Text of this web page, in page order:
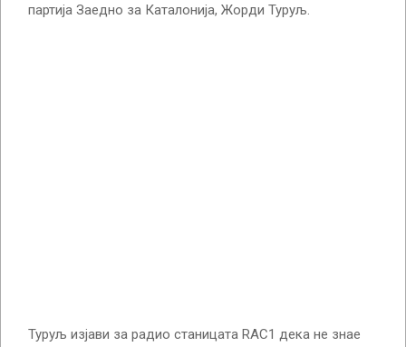
партија Заедно за Каталонија, Жорди Туруљ.
Туруљ изјави за радио станицата RAC1 дека не знае